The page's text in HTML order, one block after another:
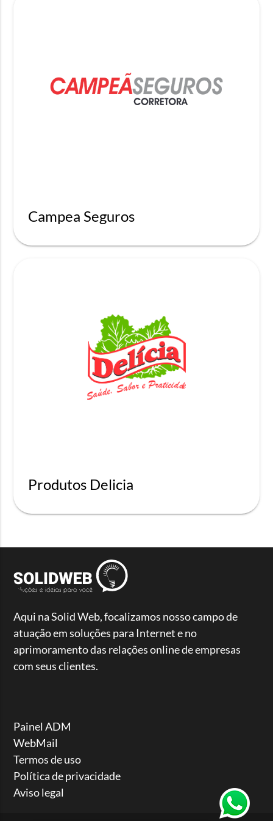
Campea Seguros
Produtos Delicia
Aqui na Solid Web, focalizamos nosso campo de
atuação em soluções para Internet e no
aprimoramento das relações online de empresas
com seus clientes.
Painel ADM
WebMail
Termos de uso
Política de privacidade
Aviso legal